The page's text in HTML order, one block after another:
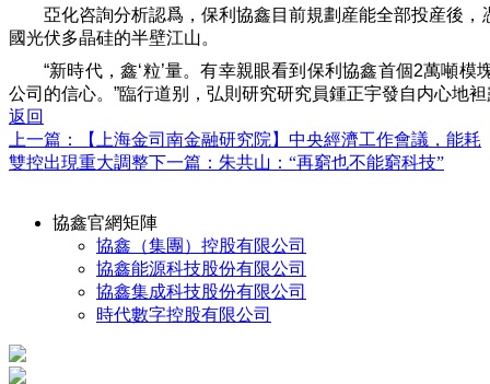
亞化咨詢分析認爲，保利協鑫目前規劃産能全部投産後
國光伏多晶硅的半壁江山。
“新時代，鑫‘粒’量。有幸親眼看到保利協鑫首個2萬噸
公司的信心。”臨行道别，弘則研究研究員鍾正宇發自内心地
返回
上一篇：【上海金司南金融研究院】中央經濟工作會議，能耗
雙控出現重大調整下一篇：朱共山：“再窮也不能窮科技”
協鑫官網矩陣
協鑫（集團）控股有限公司
協鑫能源科技股份有限公司
協鑫集成科技股份有限公司
時代數字控股有限公司